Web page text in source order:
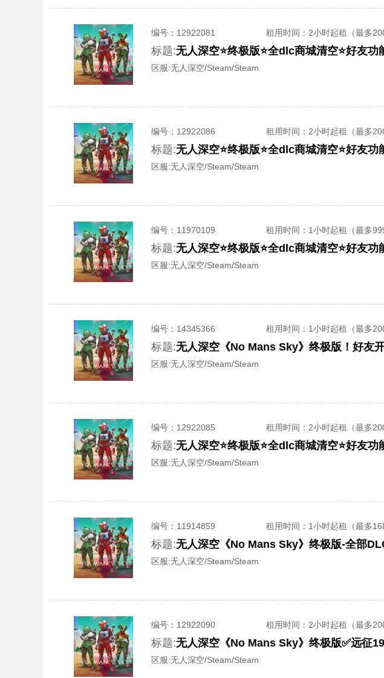
编号： 12922081 租用时间 ：2小时起租（最多
标题:无人深空⭐终极版⭐全dlc商城清空⭐好友功
区服:无人深空/Steam/Steam
编号： 12922086 租用时间 ：2小时起租（最多
标题:无人深空⭐终极版⭐全dlc商城清空⭐好友功
区服:无人深空/Steam/Steam
编号： 11970109 租用时间 ：1小时起租（最多
标题:无人深空⭐终极版⭐全dlc商城清空⭐好友功
区服:无人深空/Steam/Steam
编号： 14345366 租用时间 ：1小时起租（最多
标题:无人深空《No Mans Sky》终极版！好友
区服:无人深空/Steam/Steam
编号： 12922085 租用时间 ：2小时起租（最多
标题:无人深空⭐终极版⭐全dlc商城清空⭐好友功
区服:无人深空/Steam/Steam
编号： 11914859 租用时间 ：1小时起租（最多
标题:无人深空《No Mans Sky》终极版-全部
区服:无人深空/Steam/Steam
编号： 12922090 租用时间 ：2小时起租（最多
标题:无人深空《No Mans Sky》终极版✅远征
区服:无人深空/Steam/Steam